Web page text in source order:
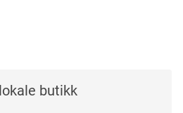
butikk